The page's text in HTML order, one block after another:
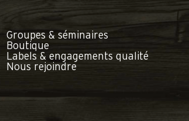
Groupes & séminaires
Boutique
Labels & engagements qualité
Nous rejoindre